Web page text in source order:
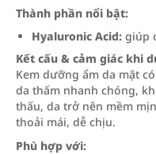
Thành phần nổi bật:
Hyaluronic Acid: giúp
Kết cấu & cảm giác khi
Kem dưỡng ẩm da mặt
da thấm nhanh chóng,
thấu, da trở nên mềm
thoải mái, dễ chịu.
Phù hợp với: